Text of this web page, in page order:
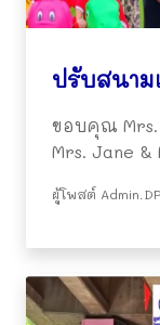
ปรับสนาม
ขอบคุณ Mrs.
Mrs. Jane &
ผู้โพสต์